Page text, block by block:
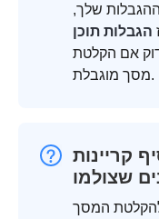
ההגבלות שלך,
הגבלות תוכן
אם הקלטת
מסך מוגבלת.
קריינות
להקלטת המסך